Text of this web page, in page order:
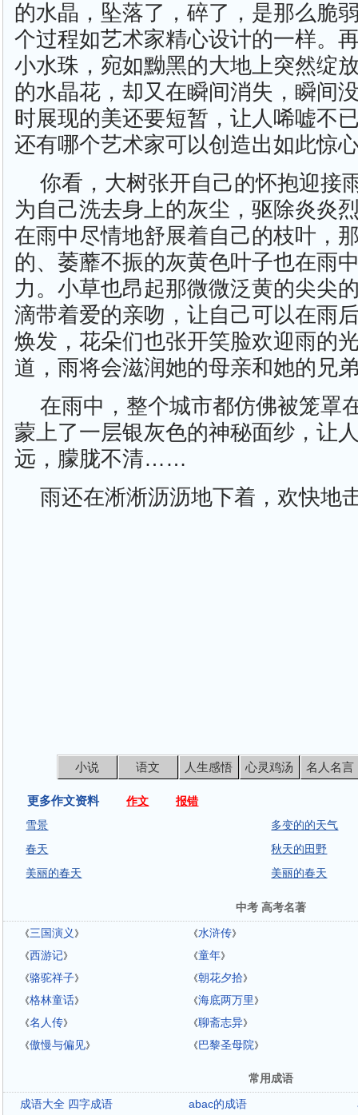
的水晶，坠落了，碎了，是那么脆
个过程如艺术家精心设计的一样。
小水珠，宛如黝黑的大地上突然绽
的水晶花，却又在瞬间消失，瞬间
时展现的美还要短暂，让人唏嘘不
还有哪个艺术家可以创造出如此惊
你看，大树张开自己的怀抱迎接
为自己洗去身上的灰尘，驱除炎炎
在雨中尽情地舒展着自己的枝叶，
的、萎蘼不振的灰黄色叶子也在雨
力。小草也昂起那微微泛黄的尖尖
滴带着爱的亲吻，让自己可以在雨
焕发，花朵们也张开笑脸欢迎雨的
道，雨将会滋润她的母亲和她的
在雨中，整个城市都仿佛被笼罩
蒙上了一层银灰色的神秘面纱，让
远，朦胧不清……
雨还在淅淅沥沥地下着，欢快
小说 语文 人生感悟 心灵鸡汤 名人名言
更多作文资料作文
报错
雪景
多变的的天气
春天
秋天的田野
美丽的春天
美丽的春天
中考 高考名著
《三国演义 》 《水浒传》
《西游记》 《童年》
《骆驼祥子》 《朝花夕拾》
《格林童话》 《海底两万里 》
《名人传》 《聊斋志异》
《傲慢与偏见》 《巴黎圣母院》
常用成语
成语大全 四字成语
abac的成语